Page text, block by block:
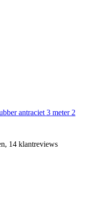
antraciet 3 meter 2
14 klantreviews